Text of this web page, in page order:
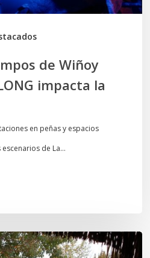
de Wiñoy
impacta la
en peñas y espacios
de La…